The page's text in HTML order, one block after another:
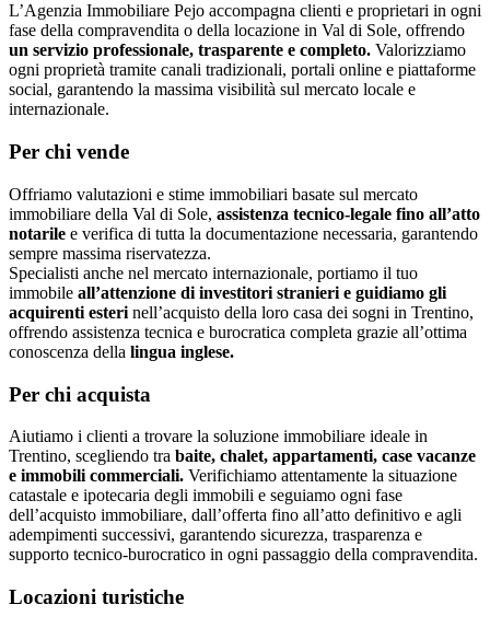
L’Agenzia Immobiliare Pejo accompagna clienti e proprietari in ogni
fase della compravendita o della locazione in Val di Sole, offrendo
un servizio professionale, trasparente e completo. Valorizziamo
ogni proprietà tramite canali tradizionali, portali online e piattaforme
social, garantendo la massima visibilità sul mercato locale e
internazionale.
Per chi vende
Offriamo valutazioni e stime immobiliari basate sul mercato
immobiliare della Val di Sole, assistenza tecnico-legale fino all’atto
notarile e verifica di tutta la documentazione necessaria, garantendo
sempre massima riservatezza.
Specialisti anche nel mercato internazionale, portiamo il tuo
immobile all’attenzione di investitori stranieri e guidiamo gli
acquirenti esteri nell’acquisto della loro casa dei sogni in Trentino,
offrendo assistenza tecnica e burocratica completa grazie all’ottima
conoscenza della lingua inglese.
Per chi acquista
Aiutiamo i clienti a trovare la soluzione immobiliare ideale in
Trentino, scegliendo tra baite, chalet, appartamenti, case vacanze
e immobili commerciali. Verifichiamo attentamente la situazione
catastale e ipotecaria degli immobili e seguiamo ogni fase
dell’acquisto immobiliare, dall’offerta fino all’atto definitivo e agli
adempimenti successivi, garantendo sicurezza, trasparenza e
supporto tecnico-burocratico in ogni passaggio della compravendita.
Locazioni turistiche